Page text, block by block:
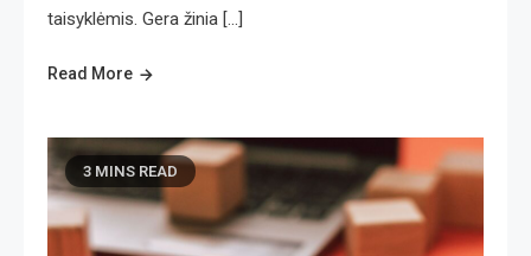
taisyklėmis. Gera žinia […]
Read More
3 MINS READ